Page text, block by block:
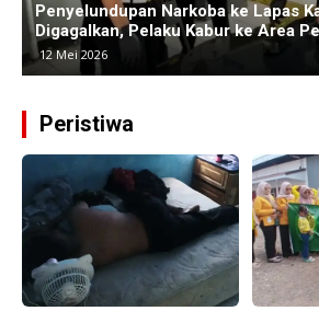
Polres Subang Ungkap Kasus
Pelaku Bacok Korban hingga Luka
30 April 2026
Peristiwa